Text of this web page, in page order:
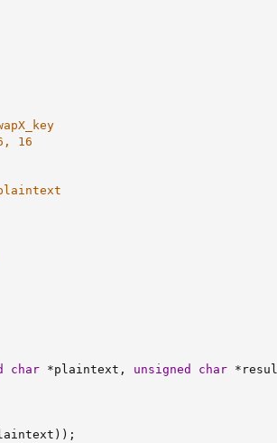
16
char *plaintext , unsigned char *
) ) ;